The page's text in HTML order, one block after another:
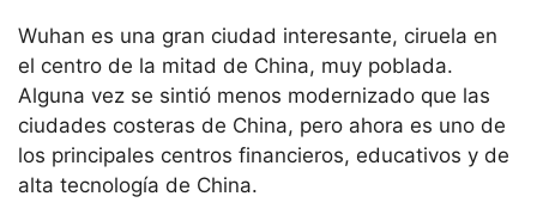
Wuhan es una gran ciudad interesante, ciruela en
el centro de la mitad de China, muy poblada.
Alguna vez se sintió menos modernizado que las
ciudades costeras de China, pero ahora es uno de
los principales centros financieros, educativos y de
alta tecnología de China.